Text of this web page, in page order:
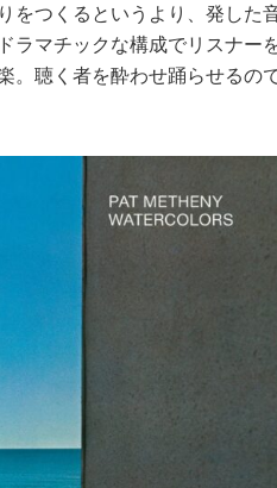
をつくるというより、発した
ラマチックな構成でリスナー
。聴く者を酔わせ踊らせるの